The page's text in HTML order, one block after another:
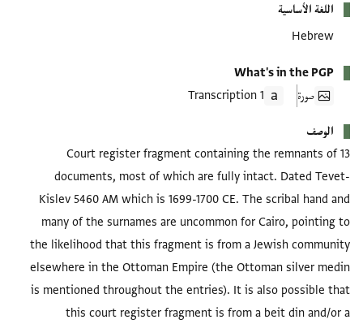
اللغة الأساسية
Hebrew
What's in the PGP
صورة
1 Transcription
الوصف
Court register fragment containing the remnants of 13
documents, most of which are fully intact. Dated Tevet-
Kislev 5460 AM which is 1699-1700 CE. The scribal hand and
many of the surnames are uncommon for Cairo, pointing to
the likelihood that this fragment is from a Jewish community
elsewhere in the Ottoman Empire (the Ottoman silver medin
is mentioned throughout the entries). It is also possible that
this court register fragment is from a beit din and/or a